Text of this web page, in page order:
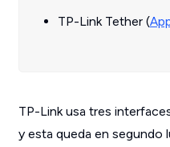
TP-Link Tether (
TP-Link usa tres
y esta queda en segundo